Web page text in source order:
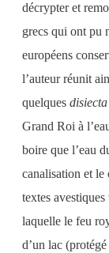
décrypter et
grecs qui ont pu
européens
l’auteur réunit
quelques
Grand Roi à
boire que l’eau
canalisation et le
textes
laquelle le feu
d’un lac